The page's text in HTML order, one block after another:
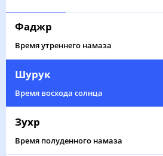
Фаджр
Время утреннего намаза
Шурук
Время восхода солнца
Зухр
Время полуденного намаза